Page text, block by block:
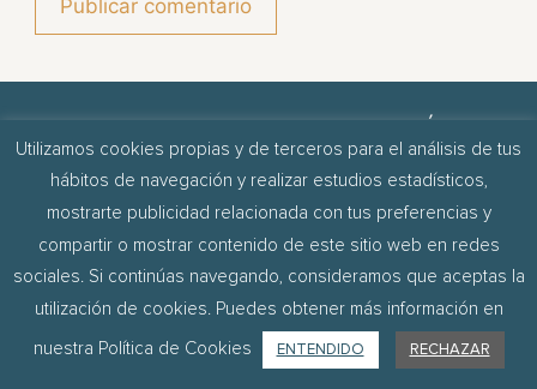
¿QUIERES INSPIRARTE Y PASAR A LA ACCIÓN?
Descubre cómo crear la vida que quieres.
¡MÁNDAMELO!
POLÍTICA DE COOKIES
POLÍTICA DE COMPRA
© Ribas Studios
Utilizamos cookies propias y de terceros para el análisis de tus
hábitos de navegación y realizar estudios estadísticos,
mostrarte publicidad relacionada con tus preferencias y
compartir o mostrar contenido de este sitio web en redes
sociales. Si continúas navegando, consideramos que aceptas la
utilización de cookies. Puedes obtener más información en
nuestra Política de Cookies ENTENDIDO RECHAZAR